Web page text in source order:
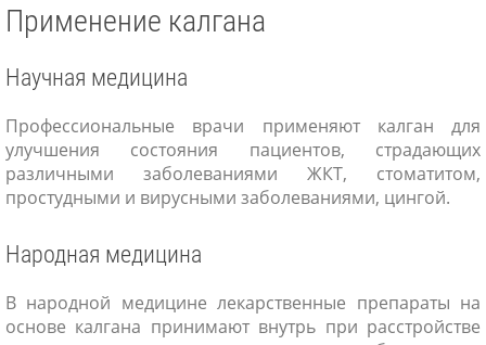
Применение калгана
Научная медицина
Профессиональные врачи применяют калган для
улучшения состояния пациентов, страдающих
различными заболеваниями ЖКТ, стоматитом,
простудными и вирусными заболеваниями, цингой.
Народная медицина
В народной медицине лекарственные препараты на
основе калгана принимают внутрь при расстройстве